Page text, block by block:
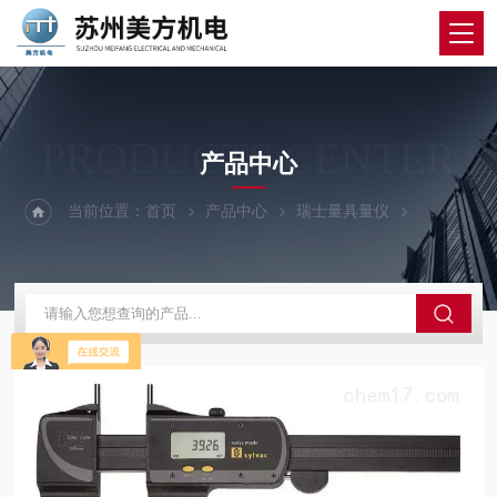
PRODUCTS CENTER
产品中心
当前位置：首页 产品中心 瑞士量具量仪 SYLVAC